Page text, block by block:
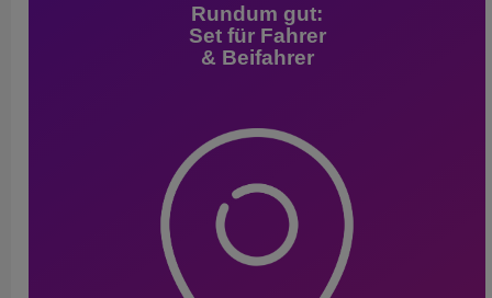
Rundum gut:
Set für Fahrer
& Beifahrer